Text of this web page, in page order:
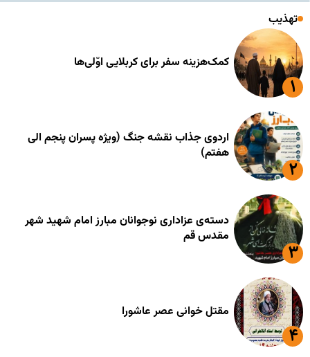
تهذیب
کمک‌هزینه سفر برای کربلایی اوّلی‌ها
اردوی جذاب نقشه جنگ (ویژه پسران پنجم الی
هفتم)
دسته‌ی عزاداری نوجوانان مبارز امام شهید شهر
مقدس قم
مقتل خوانی عصر عاشورا